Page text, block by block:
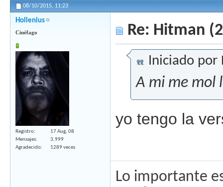
08/10/2015, 11:23
Hollenius
Cinéfago
Registro
17 Aug, 08
Mensajes
3,999
Agradecido
1289 veces
Re: Hitman
Iniciado por
A mi me mol
yo tengo la
Lo importante